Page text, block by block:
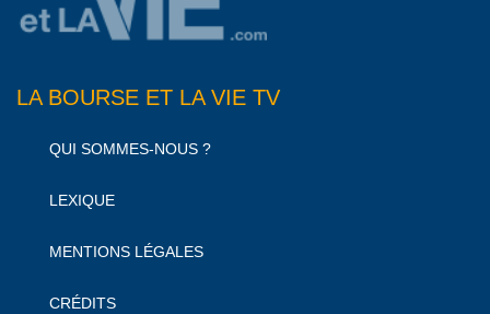
LA BOURSE ET LA VIE TV
QUI SOMMES-NOUS ?
LEXIQUE
MENTIONS LÉGALES
CRÉDITS